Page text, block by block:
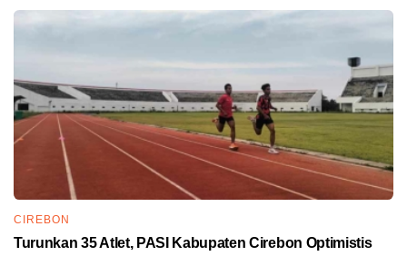
CIREBON
Turunkan 35 Atlet, PASI Kabupaten Cirebon Optimistis